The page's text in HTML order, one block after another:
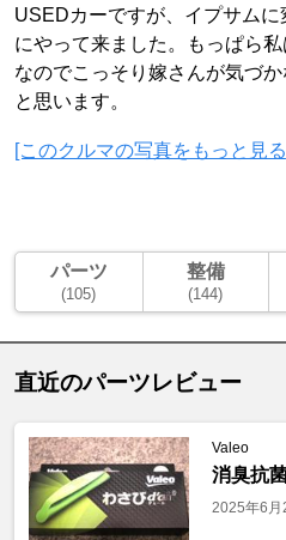
USEDカーですが、イプサムに
にやって来ました。もっぱら
なのでこっそり嫁さんが気づ
と思います。
[このクルマの写真をもっと見
パーツ
(105)
整備
(144)
直近のパーツレビュー
Valeo
消臭抗
2025年6月